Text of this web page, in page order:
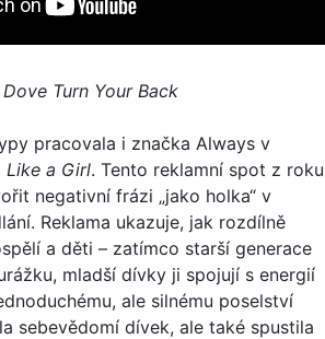
Dove Turn Your Back
pracovala i značka Always v
Like a Girl. Tento reklamní spot z roku
negativní frázi „jako holka“ v
Reklama ukazuje, jak rozdílně
a děti – zatímco starší generace
mladší dívky ji spojují s energií
ale silnému poselství
sebevědomí dívek, ale také spustila